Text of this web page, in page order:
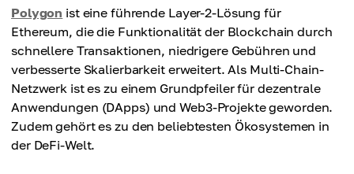
Polygon ist eine führende Layer-2-Lösung für
Ethereum, die die Funktionalität der Blockchain durch
schnellere Transaktionen, niedrigere Gebühren und
verbesserte Skalierbarkeit erweitert. Als Multi-Chain-
Netzwerk ist es zu einem Grundpfeiler für dezentrale
Anwendungen (DApps) und Web3-Projekte geworden.
Zudem gehört es zu den beliebtesten Ökosystemen in
der DeFi-Welt.